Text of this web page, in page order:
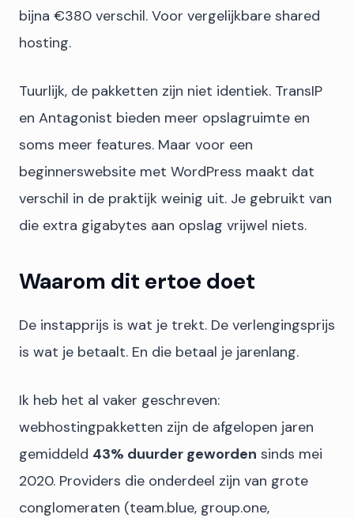
bijna €380 verschil. Voor vergelijkbare shared
hosting.
Tuurlijk, de pakketten zijn niet identiek. TransIP
en Antagonist bieden meer opslagruimte en
soms meer features. Maar voor een
beginnerswebsite met WordPress maakt dat
verschil in de praktijk weinig uit. Je gebruikt van
die extra gigabytes aan opslag vrijwel niets.
Waarom dit ertoe doet
De instapprijs is wat je trekt. De verlengingsprijs
is wat je betaalt. En die betaal je jarenlang.
Ik heb het al vaker geschreven:
webhostingpakketten zijn de afgelopen jaren
gemiddeld 43% duurder geworden sinds mei
2020. Providers die onderdeel zijn van grote
conglomeraten (team.blue, group.one,